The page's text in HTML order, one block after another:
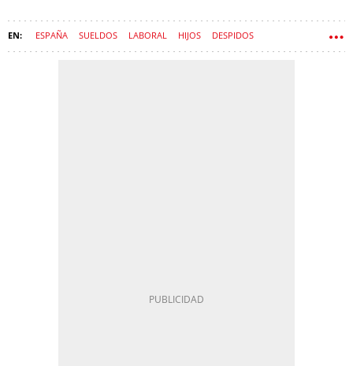
ESPAÑA SUELDOS LABORAL HIJOS DESPIDOS